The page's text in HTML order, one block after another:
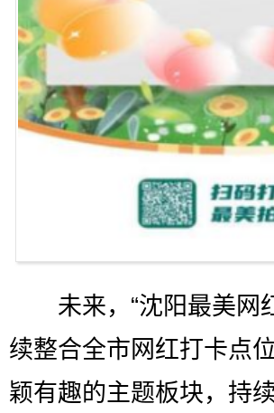
未来，“沈阳最美网
续整合全市网红打卡点
颖有趣的主题板块，持